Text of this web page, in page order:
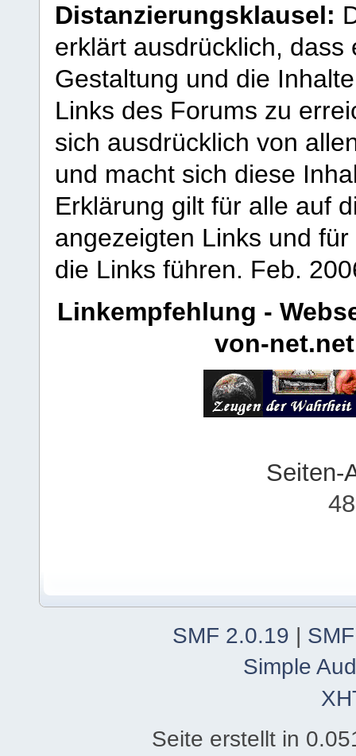
Distanzierungsklausel:
erklärt ausdrücklich,
Gestaltung und die
Links des Forums zu
sich ausdrücklich von
und macht sich diese
Erklärung gilt für alle auf
angezeigten Links und
die Links führen. Feb.
Linkempfehlung -
von-net.net
Seiten-
SMF 2.0.19
Simple
Seite erstellt in